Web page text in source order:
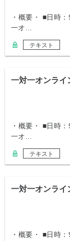
・概要・ ■日時
一オ…
テキスト
一対一オンライ
・概要・ ■日時
一オ…
テキスト
一対一オンライ
・概要・ ■日時